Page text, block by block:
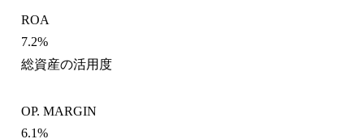
ROA
7.2%
総資産の活用度
OP. MARGIN
6.1%